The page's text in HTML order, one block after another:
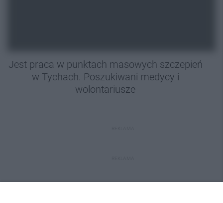
Jest praca w punktach masowych szczepień
w Tychach. Poszukiwani medycy i
wolontariusze